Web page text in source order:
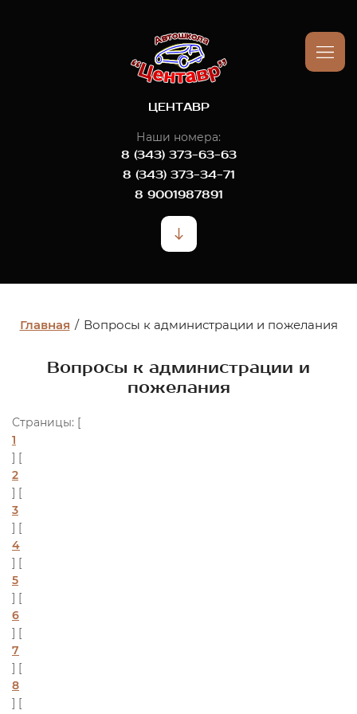
ЦЕНТАВР
Наши номера:
8 (343) 373-63-63
8 (343) 373-34-71
8 9001987891
Главная / Вопросы к администрации и пожелания
Вопросы к администрации и
пожелания
Страницы: [
1
] [
2
] [
3
] [
4
] [
5
] [
6
] [
7
] [
8
] [